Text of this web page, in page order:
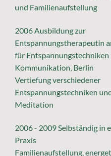
und Familienaufstellung
2006 Ausbildung zur
Entspannungstherapeutin
für Entspannungstechniken
Kommunikation, Berlin
Vertiefung verschiedener
Entspannungstechniken
Meditation
2006 - 2009Selbständig in
Praxis
Familienaufstellung,